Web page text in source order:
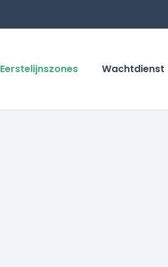
Eerstelijnszones Wachtdienst